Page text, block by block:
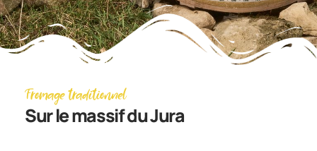
Fromage traditionnel
Sur le massif du Jura